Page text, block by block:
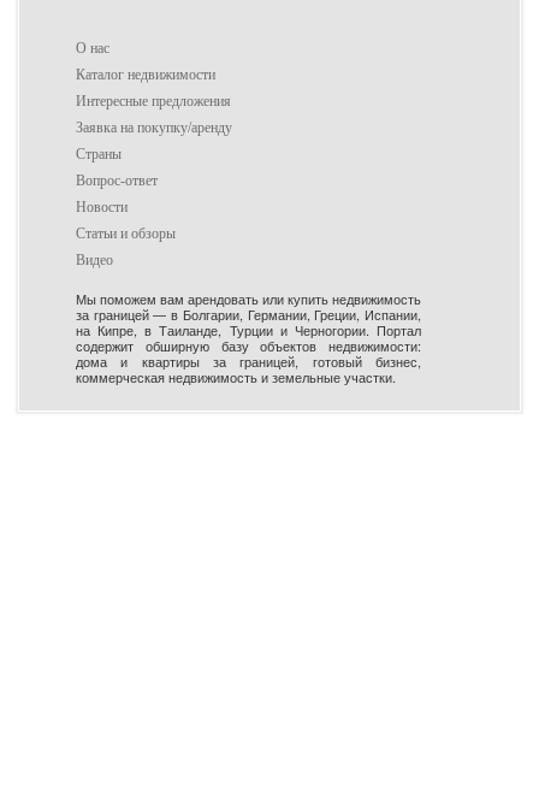
О нас
Каталог недвижимости
Интересные предложения
Заявка на покупку/аренду
Страны
Вопрос-ответ
Новости
Статьи и обзоры
Видео
Мы поможем вам арендовать или купить недвижимость
за границей — в Болгарии, Германии, Греции, Испании,
на Кипре, в Таиланде, Турции и Черногории. Портал
содержит обширную базу объектов недвижимости:
дома и квартиры за границей, готовый бизнес,
коммерческая недвижимость и земельные участки.